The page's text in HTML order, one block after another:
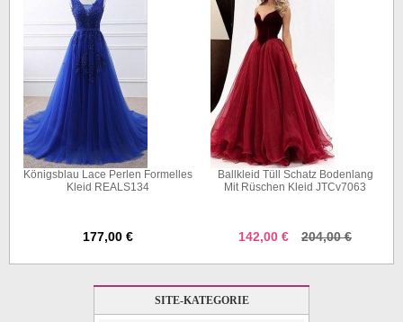
Königsblau Lace Perlen Formelles
Kleid REALS134
177,00 €
Ballkleid Tüll Schatz Bodenlang
Mit Rüschen Kleid JTCv7063
142,00 € 204,00 €
SITE-KATEGORIE